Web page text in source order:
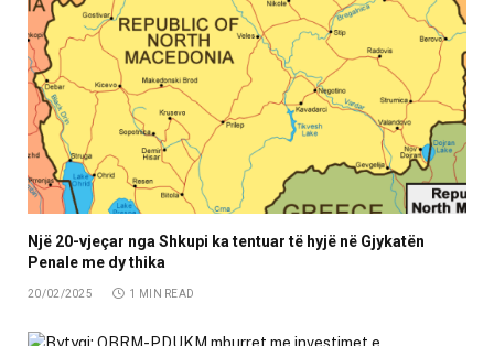
Një 20-vjeçar nga Shkupi ka tentuar të hyjë në Gjykatën
Penale me dy thika
20/02/2025 1 MIN READ